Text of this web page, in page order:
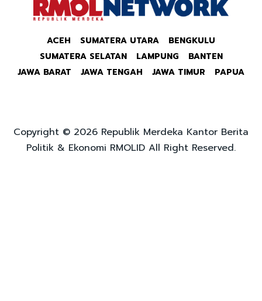
ACEH SUMATERA UTARA
BENGKULU
SUMATERA SELATAN
LAMPUNG
BANTEN
JAWA BARAT
JAWA TENGAH JAWA TIMUR PAPUA
Copyright © 2026 Republik Merdeka Kantor Berita
Politik & Ekonomi RMOLID All Right Reserved.